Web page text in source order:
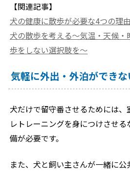
【関連記事】
犬の健康に散歩が必要な4つの理由
犬の散歩を考える〜気温・天候
歩をしない選択肢を〜
気軽に外出・外泊ができな
犬だけで留守番させるためには、
レトレーニングを身につけさせ
備が必要です。
また、犬と飼い主さんが一緒に